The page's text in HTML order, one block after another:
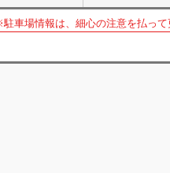
車場情報は、細心の注意を払って